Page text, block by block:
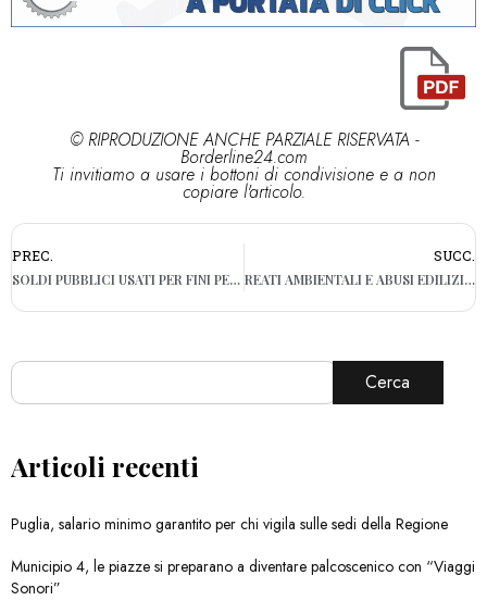
© RIPRODUZIONE ANCHE PARZIALE RISERVATA -
Borderline24.com
Ti invitiamo a usare i bottoni di condivisione e a non
copiare l'articolo.
PREC.
SOLDI PUBBLICI USATI PER FINI PERSONALI, SEQUESTRATI BENI PER 1,3 MILIONI DI EURO TRA BARI E FOGGIA
SUCC.
REATI AMBIENTALI E ABUSI EDILIZI, SIGILLI AD UNA MARMERIA DI ANDRIA
Cerca
Articoli recenti
Puglia, salario minimo garantito per chi vigila sulle sedi della Regione
Municipio 4, le piazze si preparano a diventare palcoscenico con “Viaggi
Sonori”